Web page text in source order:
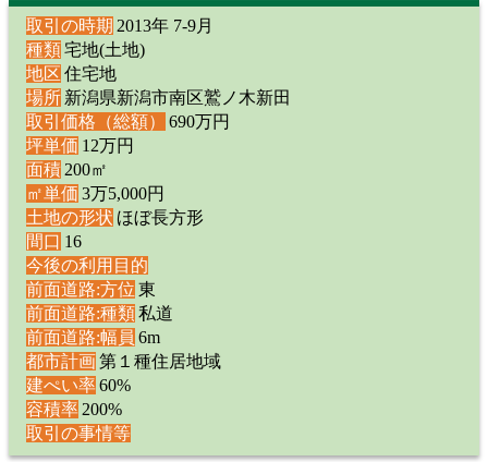
取引の時期 2013年 7-9月
種類 宅地(土地)
地区 住宅地
場所 新潟県新潟市南区鷲ノ木新田
取引価格（総額）
690万円
坪単価 12万円
面積200㎡
㎡単価 3万5,000円
土地の形状 ほぼ長方形
間口 16
今後の利用目的
前面道路:方位 東
前面道路:種類 私道
前面道路:幅員 6m
都市計画 第１種住居地域
建ぺい率60%
容積率200%
取引の事情等